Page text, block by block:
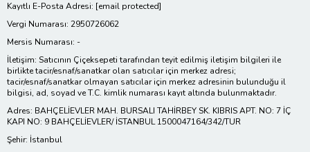
Kayıtlı E-Posta Adresi: [email protected]
Vergi Numarası: 2950726062
Mersis Numarası: -
İletişim: Satıcının Çiçeksepeti tarafından teyit edilmiş iletişim bilgileri ile
birlikte tacir/esnaf/sanatkar olan satıcılar için merkez adresi;
tacir/esnaf/sanatkar olmayan satıcılar için merkez adresinin bulunduğu il
bilgisi, ad, soyad ve T.C. kimlik numarası kayıt altında bulunmaktadır.
Adres: BAHÇELİEVLER MAH. BURSALI TAHİRBEY SK. KIBRIS APT. NO: 7 İÇ
KAPI NO: 9 BAHÇELİEVLER/ İSTANBUL 1500047164/342/TUR
Şehir: İstanbul